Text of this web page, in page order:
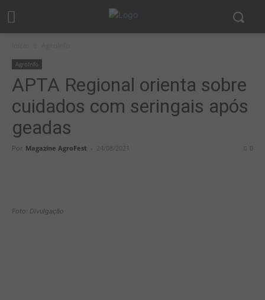
AgroInfo
APTA Regional orienta sobre
cuidados com seringais após
geadas
Por Magazine AgroFest - 24/08/2021 0
Foto: Divulgação